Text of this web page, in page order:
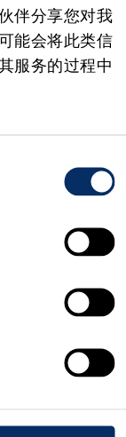
伴分享您对我
能会将此类信
服务的过程中
Deep
习的新
计。该
越，使
境下也